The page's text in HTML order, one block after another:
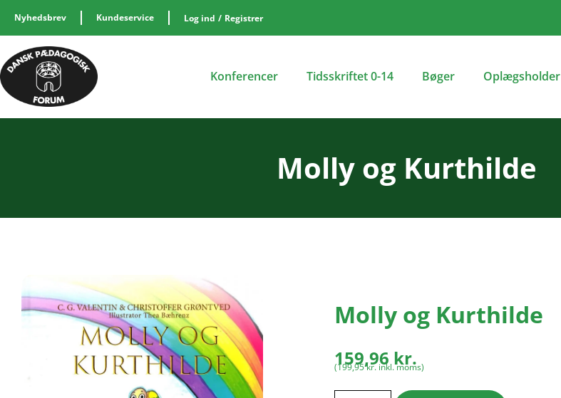
Nyhedsbrev Kundeservice Log ind / Registrer
Konferencer Tidsskriftet 0-14 Bøger Oplægsholder
Molly og Kurthilde
Molly og Kurthilde
159,96kr.
(199,95kr.inkl. moms)